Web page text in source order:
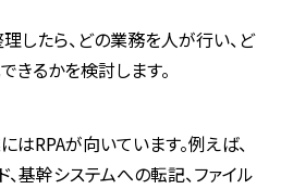
したら、どの業務を人が行い、ど
るかを検討します。
RPAが向いています。例えば、
基幹システムへの転記、ファイル